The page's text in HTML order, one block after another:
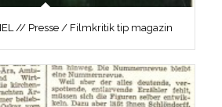
// Presse / Filmkritik tip magazin